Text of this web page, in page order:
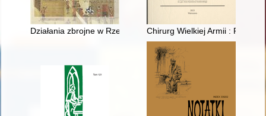
Działania zbrojne w Rzeczypospolitej podczas interwencji
Chirurg Wielkiej Armii : Pierre